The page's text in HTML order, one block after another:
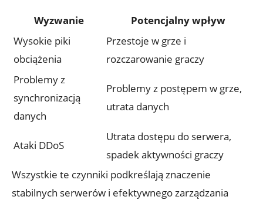
Wyzwanie
Potencjalny ⁣wpływ
Wysokie ‍piki
obciążenia
Przestoje w grze ‌i
rozczarowanie graczy
Problemy z⁢
synchronizacją
danych
Problemy z ‍postępem w grze,
utrata danych
Ataki DDoS
Utrata dostępu do ⁢serwera, ​
spadek aktywności⁣ graczy
Wszystkie te czynniki podkreślają znaczenie
stabilnych serwerów i⁣ efektywnego ‌zarządzania​